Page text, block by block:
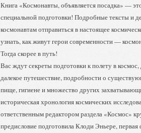
Книга «Космонавты, объявляется посадка» —
специальной подготовки! Подробные тексты и
космонавтам отправиться в настоящее
узнать, как живут герои современности —
Тогда скорее в путь!
Вас ждут секреты подготовки к полету в
далекое путешествие, подробности о
пище, гигиене и множество других
историческая хронология космических
ответственным редактором раздела «Космос»
предисловие подготовила Клоди Эньере,